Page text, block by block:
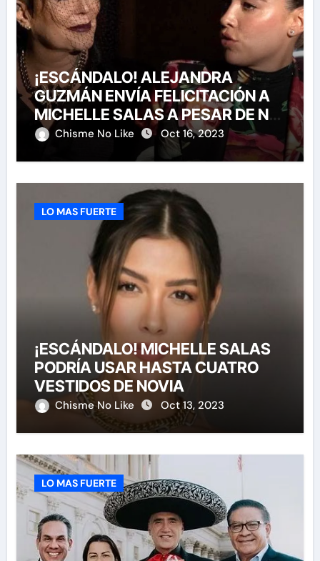
¡ESCÁNDALO! ALEJANDRA
GUZMÁN ENVÍA FELICITACIÓN A
MICHELLE SALAS A PESAR DE NO
HABERLA INVITADO A SU BODA
Chisme No Like Oct 16, 2023
LO MAS FUERTE
¡ESCÁNDALO! MICHELLE SALAS
PODRÍA USAR HASTA CUATRO
VESTIDOS DE NOVIA
Chisme No Like Oct 13, 2023
LO MAS FUERTE